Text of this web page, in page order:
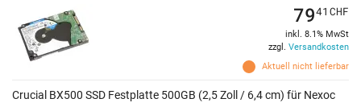
Aktuell nicht lieferbar
7941 CHF
inkl. 8.1% MwSt
zzgl. Versandkosten
Crucial BX500 SSD Festplatte 500GB (2,5 Zoll / 6,4 cm) für Nexoc